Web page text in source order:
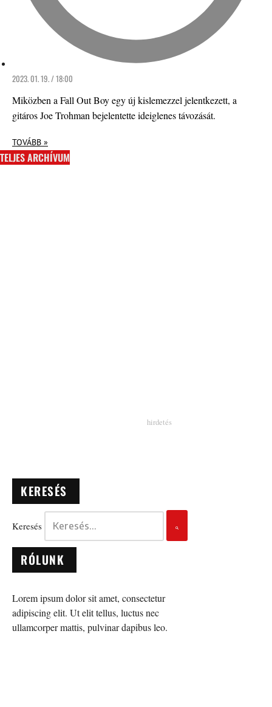
2023. 01. 19. / 18:00
Miközben a Fall Out Boy egy új kislemezzel jelentkezett, a
gitáros Joe Trohman bejelentette ideiglenes távozását.
TOVÁBB »
TELJES ARCHÍVUM
KERESÉS
Keresés
RÓLUNK
Lorem ipsum dolor sit amet, consectetur
adipiscing elit. Ut elit tellus, luctus nec
ullamcorper mattis, pulvinar dapibus leo.